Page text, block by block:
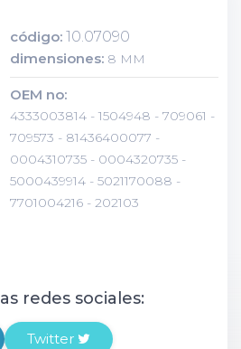
código: 10.07090
dimensiones: 8 MM
OEM no:
4333003814 - 1504948 - 709061 -
709573 - 81436400077 -
0004310735 - 0004320735 -
5000439914 - 5021170088 -
7701004216 - 202103
redes sociales:
Twitter